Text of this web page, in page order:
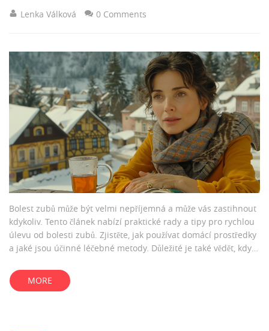
Lenka Válková 0 Comments
Bolest zubů může být velmi nepříjemná a může vás zastihnout
kdykoliv. Tento článek nabízí praktické rady a tipy pro rychlou
úlevu od bolesti zubů. Zjistěte, jak používat domácí prostředky
a jaké jsou účinné léčebné metody. Důležité je také vědět, kdy
MORE